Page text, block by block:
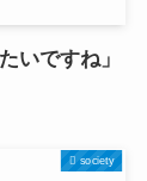
いですね」
society